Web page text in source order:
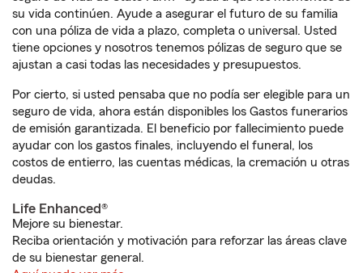
su vida continúen. Ayude a asegurar el futuro de su familia
con una póliza de vida a plazo, completa o universal. Usted
tiene opciones y nosotros tenemos pólizas de seguro que se
ajustan a casi todas las necesidades y presupuestos.
Por cierto, si usted pensaba que no podía ser elegible para un
seguro de vida, ahora están disponibles los Gastos funerarios
de emisión garantizada. El beneficio por fallecimiento puede
ayudar con los gastos finales, incluyendo el funeral, los
costos de entierro, las cuentas médicas, la cremación u otras
deudas.
Life Enhanced®
Mejore su bienestar.
Reciba orientación y motivación para reforzar las áreas clave
de su bienestar general.